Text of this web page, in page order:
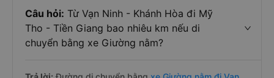
Câu hỏi: Từ Vạn Ninh - Khánh Hòa đi Mỹ
Tho - Tiền Giang bao nhiêu km nếu di
chuyển bằng xe Giường nằm?